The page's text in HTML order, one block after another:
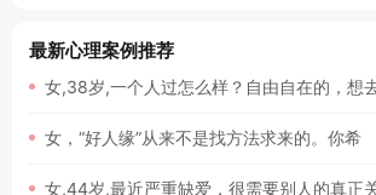
最新心理案例推荐
女,38岁,一个人过怎么样？自由自在的，想
女，“好人缘”从来不是找方法求来的。你希
女,44岁,最近严重缺爱，很需要别人的真正